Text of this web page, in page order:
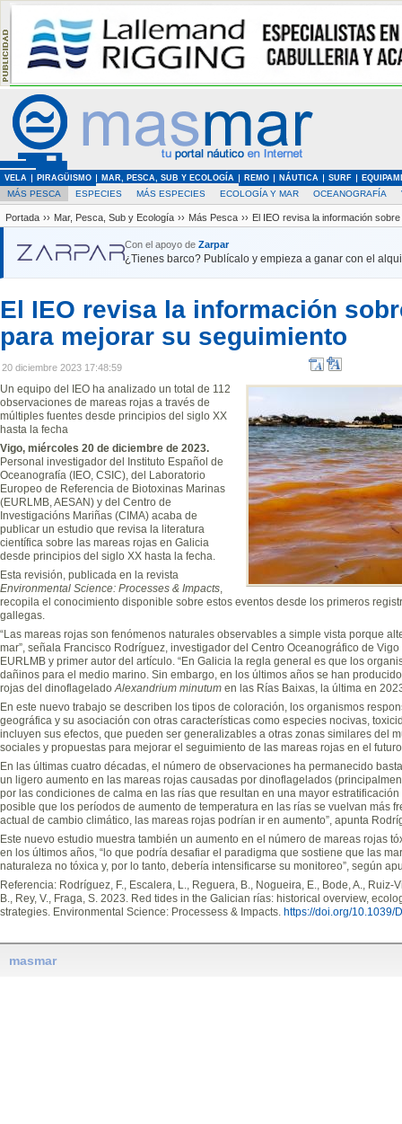
VELA PIRAGÜISMO MAR, PESCA, SUB Y ECOLOGÍA REMO NÁUTICA SURF
MÁS PESCA ESPECIES MÁS ESPECIES ECOLOGÍA Y MAR OCEANOGRAFÍA
Portada ›› Mar, Pesca, Sub y Ecología ›› Más Pesca ›› El IEO revisa la información
Con el apoyo de Zarpar
¿Tienes barco? Publícalo y empieza a ganar con el
El IEO revisa la información
para mejorar su seguimiento
20 diciembre 2023 17:48:59
Un equipo del IEO ha analizado un total de 112
observaciones de mareas rojas a través de
múltiples fuentes desde principios del siglo XX
hasta la fecha
Vigo, miércoles 20 de diciembre de 2023.
Personal investigador del Instituto Español de
Oceanografía (IEO, CSIC), del Laboratorio
Europeo de Referencia de Biotoxinas Marinas
(EURLMB, AESAN) y del Centro de
Investigacións Mariñas (CIMA) acaba de
publicar un estudio que revisa la literatura
científica sobre las mareas rojas en Galicia
desde principios del siglo XX hasta la fecha.
Esta revisión, publicada en la revista
Environmental Science: Processes & Impacts,
recopila el conocimiento disponible sobre estos eventos desde los primeros
gallegas.
“Las mareas rojas son fenómenos naturales observables a simple vista porque
mar”, señala Francisco Rodríguez, investigador del Centro Oceanográfico de
EURLMB y primer autor del artículo. “En Galicia la regla general es que los
dañinos para el medio marino. Sin embargo, en los últimos años se han
rojas del dinoflageladoAlexandrium minutum en las Rías Baixas, la última en
En este nuevo trabajo se describen los tipos de coloración, los organismos
geográfica y su asociación con otras características como especies nocivas,
incluyen sus efectos, que pueden ser generalizables a otras zonas similares del
sociales y propuestas para mejorar el seguimiento de las mareas rojas en el
En las últimas cuatro décadas, el número de observaciones ha permanecido
un ligero aumento en las mareas rojas causadas por dinoflagelados
por las condiciones de calma en las rías que resultan en una mayor
posible que los períodos de aumento de temperatura en las rías se vuelvan más
actual de cambio climático, las mareas rojas podrían ir en aumento”, apunta
Este nuevo estudio muestra también un aumento en el número de mareas rojas
en los últimos años, “lo que podría desafiar el paradigma que sostiene que las
naturaleza no tóxica y, por lo tanto, debería intensificarse su monitoreo”, según
Referencia: Rodríguez, F., Escalera, L., Reguera, B., Nogueira, E., Bode, A., Ruiz-
B., Rey, V., Fraga, S. 2023. Red tides in the Galician rías: historical overview,
strategies. Environmental Science: Processess & Impacts. https://doi.org/10.1039/
masmar